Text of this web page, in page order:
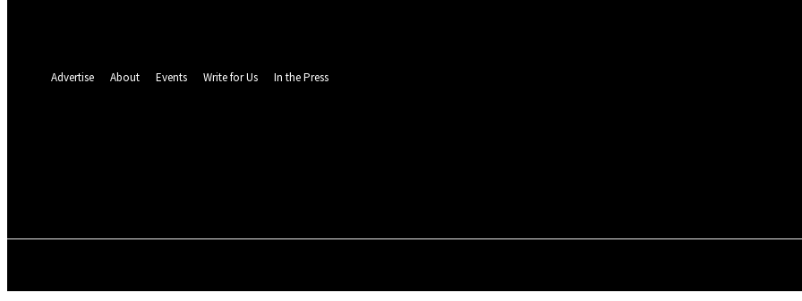
Advertise About Events Write for Us In the Press